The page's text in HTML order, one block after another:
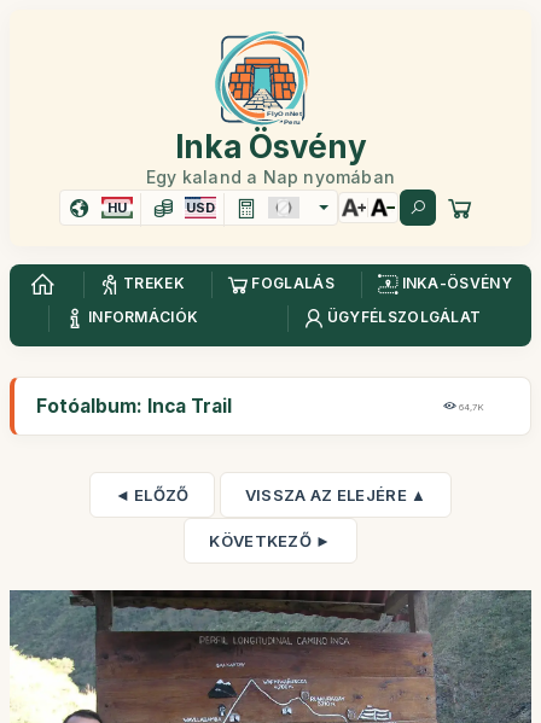
Inka Ösvény
Egy kaland a Nap nyomában
HU USD
TREKEK FOGLALÁS
INKA-ÖSVÉNY
INFORMÁCIÓK
ÜGYFÉLSZOLGÁLAT
Fotóalbum: Inca Trail 64,7K
◄ ELŐZŐ VISSZA AZ ELEJÉRE ▲
KÖVETKEZŐ ►